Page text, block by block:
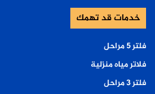
خدمات قد تهمك
فلتر ٥ مراحل
فلاتر مياه منزلية
فلتر ٣ مراحل